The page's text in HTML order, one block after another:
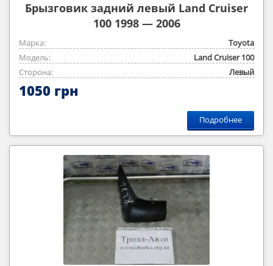
Брызговик задний левый Land Cruiser
100 1998 — 2006
Марка:
Toyota
Модель:
Land Cruiser 100
Сторона:
Левый
1050 грн
Подробнее